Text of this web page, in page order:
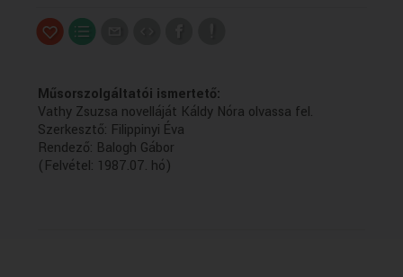
Műsorszolgáltatói ismertető:
Vathy Zsuzsa novelláját Káldy Nóra olvassa fel.
Szerkesztő: Filippinyi Éva
Rendező: Balogh Gábor
(Felvétel: 1987.07. hó)